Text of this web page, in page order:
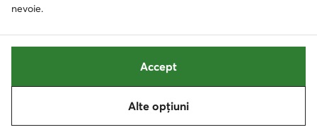
Marco Tozzi
Marella
nevoie.
Alte opțiuni
Accept